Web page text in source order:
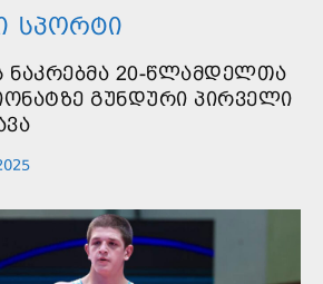
ᲡᲞᲝᲠᲢᲘ
20-ᲬᲚᲐᲛᲓᲔᲚᲗᲐ
ᲒᲣᲜᲓᲣᲠᲘ ᲞᲘᲠᲕᲔᲚᲘ